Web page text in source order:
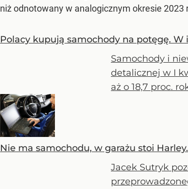
niż odnotowany w analogicznym okresie
Polacy kupują samochody na potęgę.
Samochody i
detalicznej w I
aż o 18,7 proc.
Nie ma samochodu, w garażu stoi
Jacek Sutryk